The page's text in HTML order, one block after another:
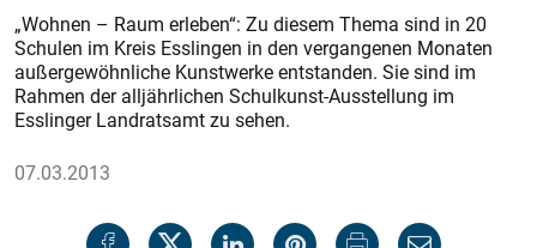
„Wohnen – Raum erleben“: Zu diesem Thema sind in 20
Schulen im Kreis Esslingen in den vergangenen Monaten
außergewöhnliche Kunstwerke entstanden. Sie sind im
Rahmen der alljährlichen Schulkunst-Ausstellung im
Esslinger Landratsamt zu sehen.
07.03.2013